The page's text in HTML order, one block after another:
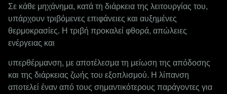
Σε κάθε μηχάνημα, κατά τη διάρκεια της λειτουργίας του,
υπάρχουν τριβόμενες επιφάνειες και αυξημένες
θερμοκρασίες. Η τριβή προκαλεί φθορά, απώλειες
ενέργειας και
υπερθέρμανση, με αποτέλεσμα τη μείωση της απόδοσης
και της διάρκειας ζωής του εξοπλισμού. Η λίπανση
αποτελεί έναν από τους σημαντικότερους παράγοντες για